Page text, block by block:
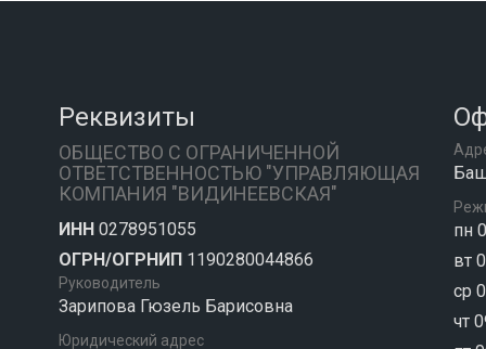
Реквизиты
ОБЩЕСТВО С ОГРАНИЧЕННОЙ
ОТВЕТСТВЕННОСТЬЮ "УПРАВЛЯЮЩАЯ
КОМПАНИЯ "ВИДИНЕЕВСКАЯ"
ИНН 0278951055
ОГРН/ОГРНИП 1190280044866
Руководитель
Зарипова Гюзель Барисовна
Юридический адрес
пн
вт
ср
чт